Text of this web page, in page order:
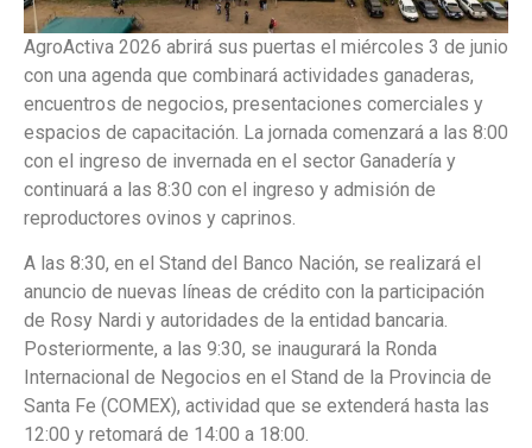
AgroActiva 2026 abrirá sus puertas el miércoles 3 de junio
con una agenda que combinará actividades ganaderas,
encuentros de negocios, presentaciones comerciales y
espacios de capacitación. La jornada comenzará a las 8:00
con el ingreso de invernada en el sector Ganadería y
continuará a las 8:30 con el ingreso y admisión de
reproductores ovinos y caprinos.
A las 8:30, en el Stand del Banco Nación, se realizará el
anuncio de nuevas líneas de crédito con la participación
de Rosy Nardi y autoridades de la entidad bancaria.
Posteriormente, a las 9:30, se inaugurará la Ronda
Internacional de Negocios en el Stand de la Provincia de
Santa Fe (COMEX), actividad que se extenderá hasta las
12:00 y retomará de 14:00 a 18:00.